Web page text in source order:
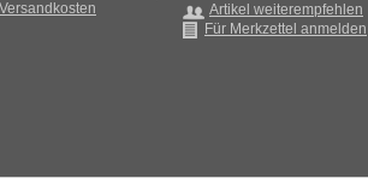
Versandkosten
Artikel weiterempfehlen
Für Merkzettel anmelden